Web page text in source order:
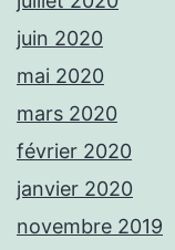
juin 2020
mai 2020
mars 2020
février 2020
janvier 2020
novembre 2019